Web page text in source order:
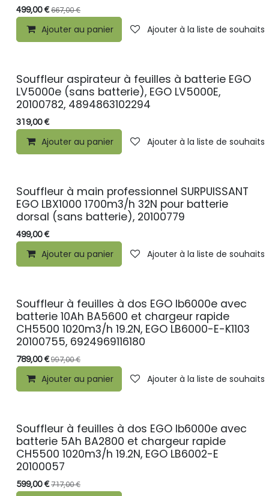
499,00€ 667,00€
Ajouter au panier Ajouter à la liste de souhaits
Souffleur aspirateur à feuilles à batterie EGO
LV5000e (sans batterie), EGO LV5000E,
20100782, 4894863102294
319,00€
Ajouter au panier Ajouter à la liste de souhaits
Souffleur à main professionnel SURPUISSANT
EGO LBX1000 1700m3/h 32N pour batterie
dorsal (sans batterie), 20100779
499,00€
Ajouter au panier Ajouter à la liste de souhaits
Souffleur à feuilles à dos EGO lb6000e avec
batterie 10Ah BA5600 et chargeur rapide
CH5500 1020m3/h 19.2N, EGO LB6000-E-K1103
20100755, 6924969116180
789,00€ 997,00€
Ajouter au panier Ajouter à la liste de souhaits
Souffleur à feuilles à dos EGO lb6000e avec
batterie 5Ah BA2800 et chargeur rapide
CH5500 1020m3/h 19.2N, EGO LB6002-E
20100057
599,00€ 717,00€